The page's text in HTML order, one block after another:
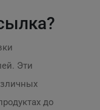
Эти
до